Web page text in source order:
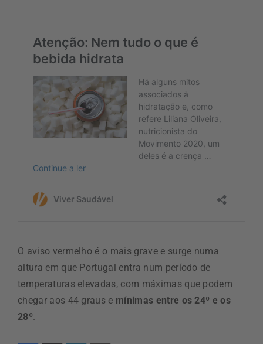
O aviso vermelho é o mais grave e surge numa
altura em que Portugal entra num período de
temperaturas elevadas, com máximas que podem
chegar aos 44 graus e mínimas entre os 24º e os
28º.